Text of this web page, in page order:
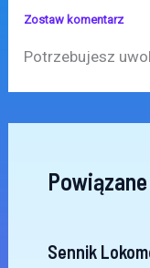
Zostaw komentarz
Potrzebujesz
Powiązane
Sennik